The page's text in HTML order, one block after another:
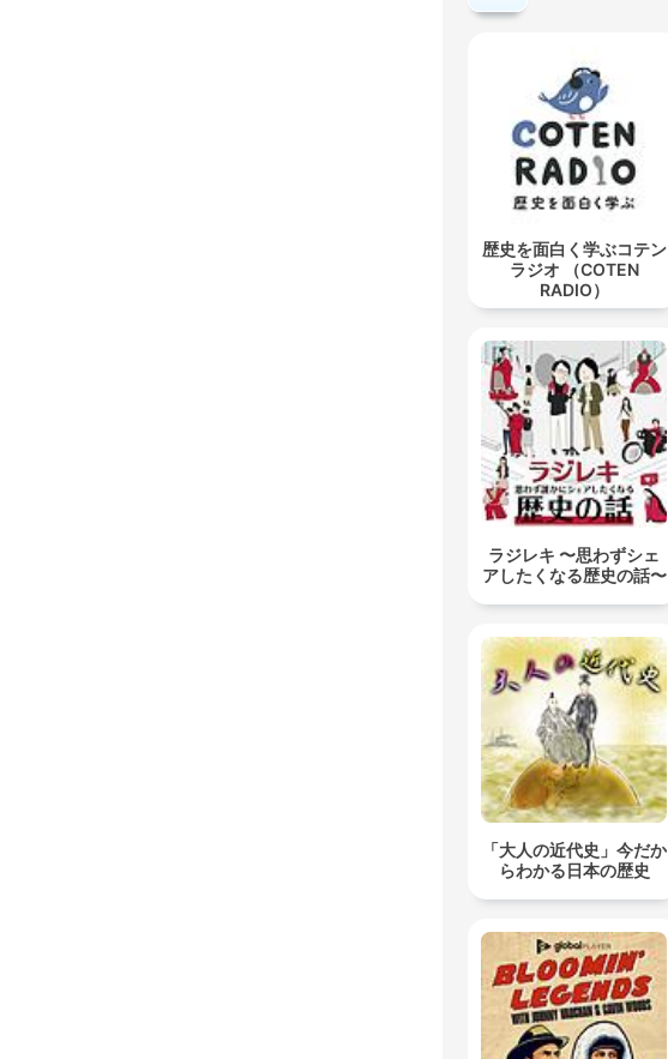
歴史を面白く学ぶコテン
ラジオ （COTEN
RADIO）
ラジレキ 〜思わずシェ
アしたくなる歴史の話〜
「大人の近代史」今だか
らわかる日本の歴史